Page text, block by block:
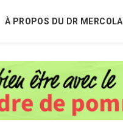
À PROPOS DU DR MERCOLA